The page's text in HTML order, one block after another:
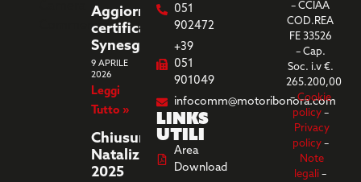
Aggiornamento
certificazione
Synesgy
9 APRILE
2026
Leggi
Tutto »
Chiusura
Natalizia
2025
051
902472
+39
051
901049
infocomm@motoribonora.com
Links
utili
Area
Download
– CCIAA
COD.REA
FE 33526
– Cap.
Soc. i.v €.
265.200,00
–Cookie
policy–
Privacy
policy–
Note
legali –